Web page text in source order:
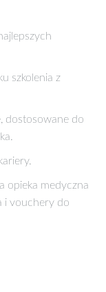
szkolenia z
dostosowane do
opieka medyczna
i vouchery do